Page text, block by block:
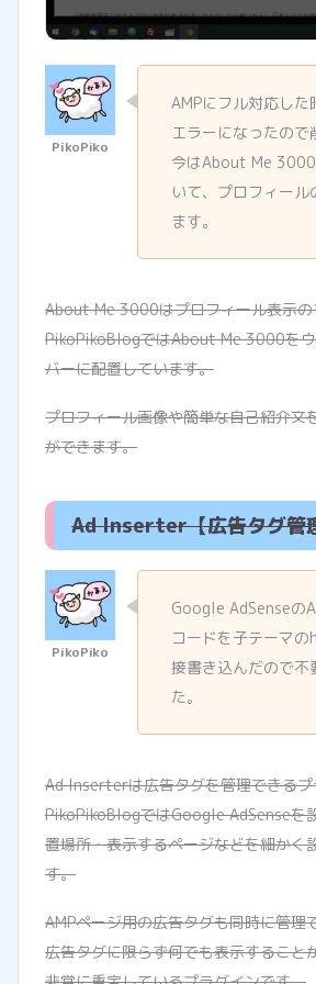
AMPにフル対応した
エラーになったので
今はAbout Me
いて、プロフィール
ます。
About Me 3000はプロフィール表示の
PikoPikoBlogではAbout Me 3000を
バーに配置しています。
プロフィール画像や簡単な自己紹介文
ができます。
Ad Inserter【広告タグ管
Google AdSenseの
コードを子テーマの
接書き込んだので不
た。
Ad Inserterは広告タグを管理できる
PikoPikoBlogではGoogle AdSenseを
置場所・表示するページなどを細かく
す。
AMPページ用の広告タグも同時に管理
広告タグに限らず何でも表示すること